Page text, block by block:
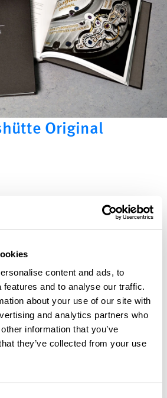
content and ads, to
features and to analyse our traffic.
about your use of our site with
and analytics partners who
information that you’ve
they’ve collected from your use
Original